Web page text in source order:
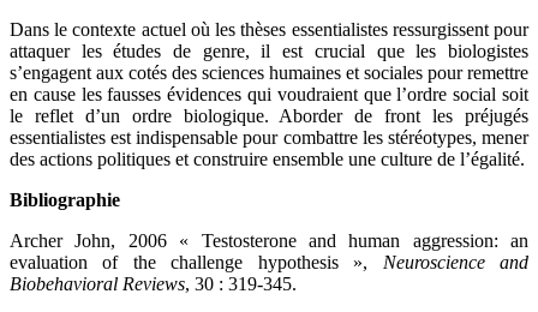
Dans le contexte actuel où les thèses essentialistes ressurgissent pour
attaquer les études de genre, il est crucial que les biologistes
s’engagent aux cotés des sciences humaines et sociales pour remettre
en cause les fausses évidences qui voudraient que l’ordre social soit
le reflet d’un ordre biologique. Aborder de front les préjugés
essentialistes est indispensable pour combattre les stéréotypes, mener
des actions politiques et construire ensemble une culture de l’égalité.
Bibliographie
Archer John, 2006 « Testosterone and human aggression: an
evaluation of the challenge hypothesis », Neuroscience and
Biobehavioral Reviews, 30 : 319-345.